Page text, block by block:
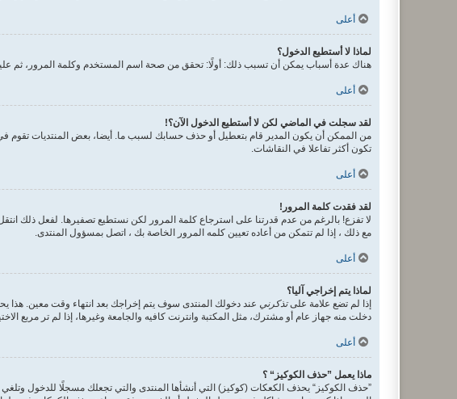
أعلى
لماذا لا أستطيع الدخول؟
هناك عدة أسباب يمكن أن تسبب ذلك: أولًا: تحقق من صحة اسم المستخدم وكلمة المرور، ثم
أعلى
لقد سجلت في الماضي لكن لا أستطيع الدخول الآن؟!
من الممكن أن يكون المدير قام بتعطيل أو حذف حسابك لسبب ما. أيضا، بعض المنتديات تقوم
تكون أكثر تفاعلا في النقاشات.
أعلى
لقد فقدت كلمة المرور!
لا تفزع! بالرغم من عدم قدرتنا على استرجاع كلمة المرور لكن نستطيع تصفيرها. لفعل ذلك
مع ذلك ، إذا لم تتمكن من أعاده تعيين كلمه المرور الخاصة بك ، اتصل بمسؤول المنتدى.
أعلى
لماذا يتم إخراجي آليا؟
إذا لم تضع علامة علىتذكرني عند دخولك المنتدى سوف يتم إخراجك بعد انتهاء وقت معين.
دخلت منه جهاز عام أو مشترك، مثل المكتبة وانترنت كافيه والجامعة وغيرها، إذا لم تر مربع
أعلى
ماذا يعمل ”حذف الكوكيز“ ؟
”حذف الكوكيز“ يحذف الكعكات (كوكيز) التي أنشأها المنتدى والتي تجعلك مسجلًا للدخول